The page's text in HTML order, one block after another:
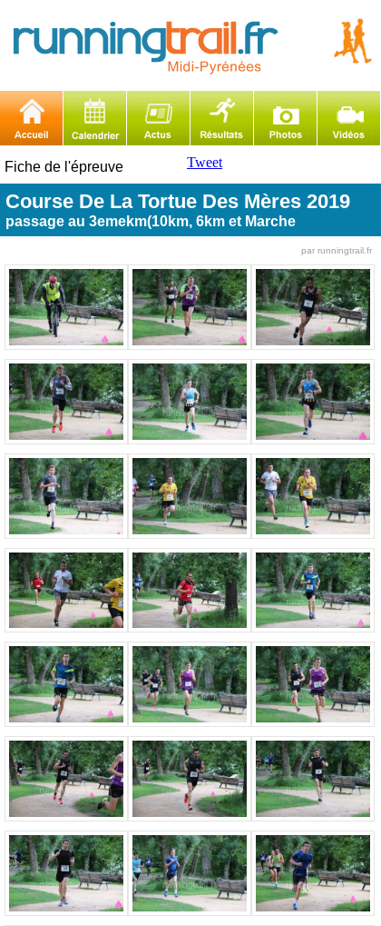
Fiche de l'épreuve Tweet
Course De La Tortue Des Mères 2019
passage au 3emekm(10km, 6km et Marche
par runningtrail.fr